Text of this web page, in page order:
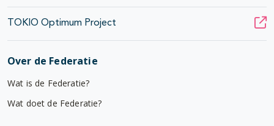
TOKIO Optimum Project
Over de Federatie
Wat is de Federatie?
Wat doet de Federatie?